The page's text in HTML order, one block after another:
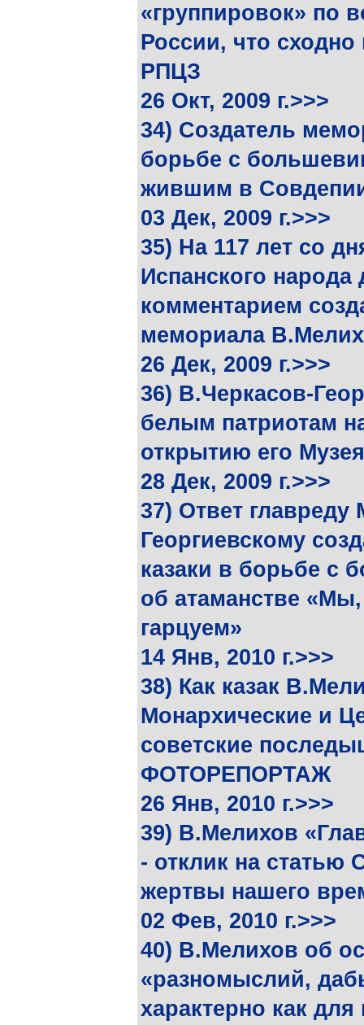
«группировок» по
России, что
РПЦЗ
26 Окт, 2009 г.>>>
34) Создатель
борьбе с
жившим в
03 Дек, 2009 г.>>>
35) На 117 лет со
Испанского
комментарием
мемориала
26 Дек, 2009 г.>>>
36) В.Черкасов-
белым патриотам
открытию его
28 Дек, 2009 г.>>>
37) Ответ
Георгиевскому
казаки в борьбе с
об атаманстве
гарцуем»
14 Янв, 2010 г.>>>
38) Как казак
Монархические и
советские
ФОТОРЕПОРТАЖ
26 Янв, 2010 г.>>>
39) В.Мелихов
- отклик на статью
жертвы нашего
02 Фев, 2010 г.>>>
40) В.Мелихов об
«разномыслий,
характерно как для